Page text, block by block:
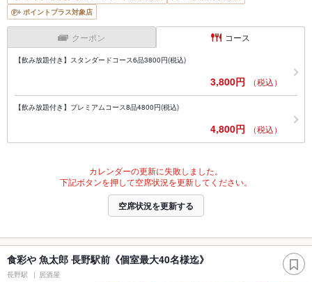
ポイントプラス対象店
クーポン コース
【飲み放題付き】スタンダードコース6品3800円(税込)
3,800円 （税込）
【飲み放題付き】プレミアムコース8品4800円(税込)
4,800円 （税込）
カレンダーの更新に失敗しました。
下記ボタンを押して空席状況を更新してください。
空席状況を更新する
食彩や 魚太郎 長野駅前《個室最大40名様迄》
長野駅 居酒屋